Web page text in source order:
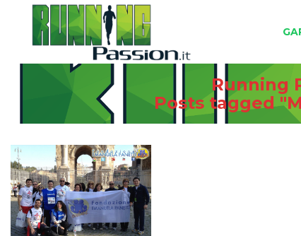
Running
Posts tagged